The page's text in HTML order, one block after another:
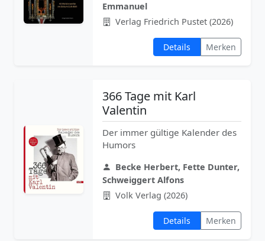
Emmanuel
Verlag Friedrich Pustet (2026)
Details Merken
366 Tage mit Karl
Valentin
Der immer gültige Kalender des
Humors
Becke Herbert, Fette Dunter,
Schweiggert Alfons
Volk Verlag (2026)
Details Merken